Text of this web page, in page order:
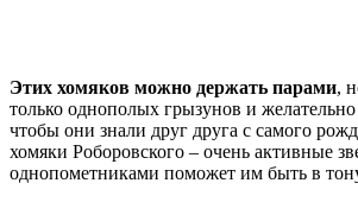
Этих хомяков можно держать парами,
только однополых грызунов и
чтобы они знали друг друга с самого
хомяки Роборовского – очень активные
однопометниками поможет им быть в